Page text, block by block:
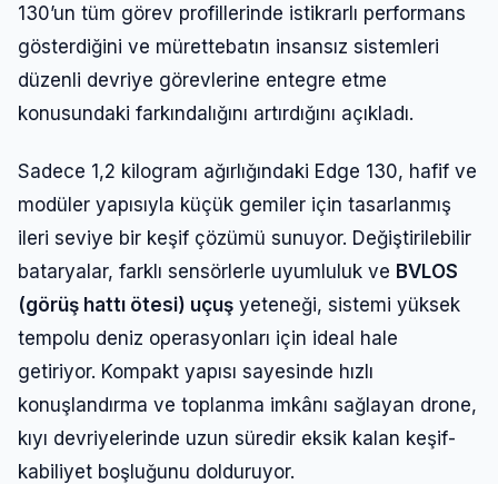
130’un tüm görev profillerinde istikrarlı performans
gösterdiğini ve mürettebatın insansız sistemleri
düzenli devriye görevlerine entegre etme
konusundaki farkındalığını artırdığını açıkladı.
Sadece 1,2 kilogram ağırlığındaki Edge 130, hafif ve
modüler yapısıyla küçük gemiler için tasarlanmış
ileri seviye bir keşif çözümü sunuyor. Değiştirilebilir
bataryalar, farklı sensörlerle uyumluluk ve BVLOS
(görüş hattı ötesi) uçuş yeteneği, sistemi yüksek
tempolu deniz operasyonları için ideal hale
getiriyor. Kompakt yapısı sayesinde hızlı
konuşlandırma ve toplanma imkânı sağlayan drone,
kıyı devriyelerinde uzun süredir eksik kalan keşif-
kabiliyet boşluğunu dolduruyor.